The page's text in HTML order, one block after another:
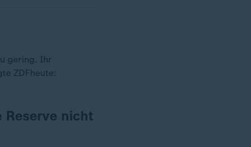
gering. Ihr
ZDFheute:
Reserve nicht